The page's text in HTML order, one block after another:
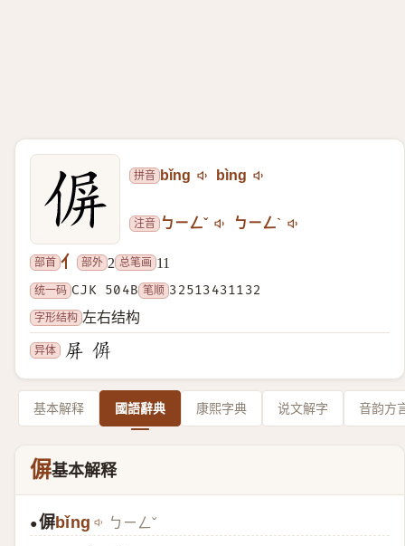
拼音 bǐng bìng
注音 ㄅㄧㄥˇ ㄅㄧㄥˋ
部首 亻 部外 2 总笔画 11
统一码 CJK 504B 笔顺 32513431132
字形结构 左右结构
异体
基本解释 國語辭典 康熙字典 说文解字 音韵方
偋基本解释
●偋bǐng ㄅㄧㄥˇ